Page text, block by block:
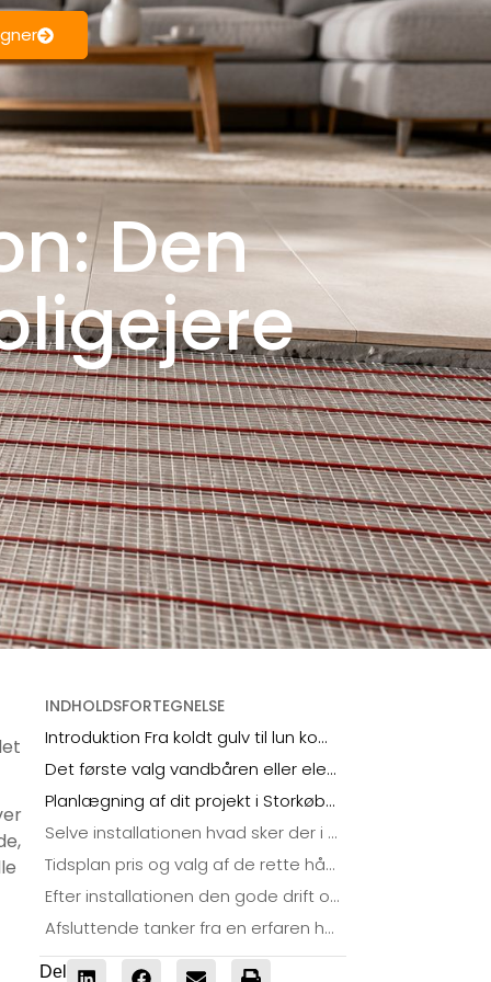
Den
INDHOLDSFORTEGNELSE
Introduktion Fra koldt gulv til lun komfort
Det første valg vandbåren eller elektrisk gulvvarme
Planlægning af dit projekt i Storkøbenhavn
Selve installationen hvad sker der i praksis
Tidsplan pris og valg af de rette håndværkere
Efter installationen den gode drift og vedligeholdelse
Afsluttende tanker fra en erfaren håndværker
Del